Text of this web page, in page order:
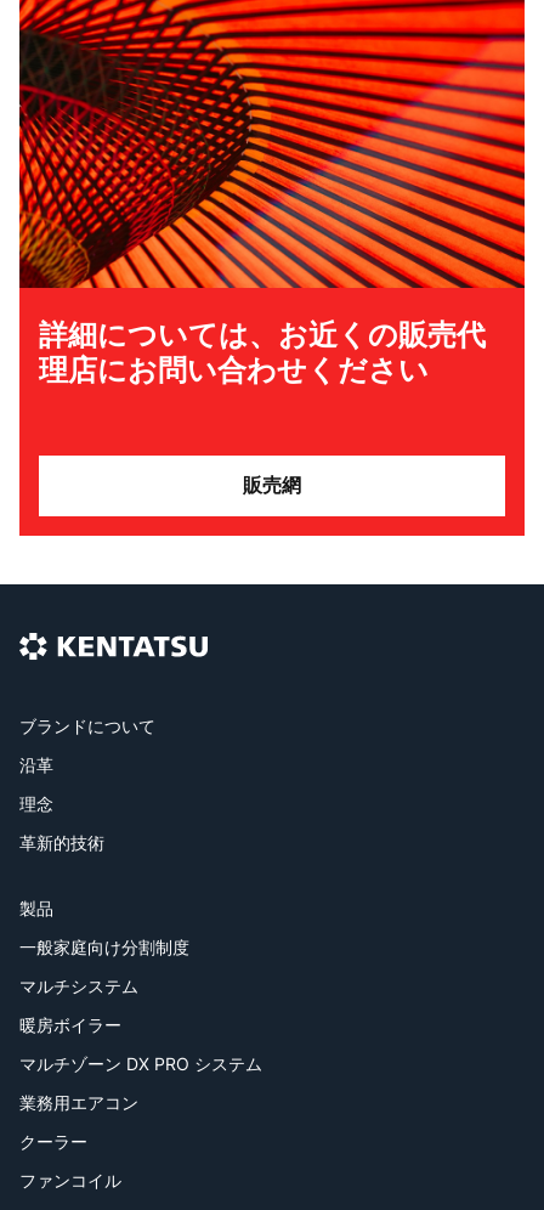
詳細については、お近くの販売代
理店にお問い合わせください
販売網
ブランドについて
沿革
理念
革新的技術
製品
一般家庭向け分割制度
マルチシステム
暖房ボイラー
マルチゾーン DX PRO システム
業務用エアコン
クーラー
ファンコイル